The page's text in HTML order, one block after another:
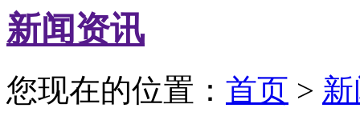
新闻资讯
您现在的位置： 首页 >